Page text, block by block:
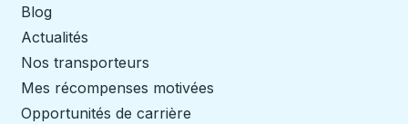
Blog
Actualités
Nos transporteurs
Mes récompenses motivées
Opportunités de carrière